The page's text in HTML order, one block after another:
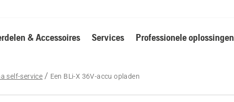
& Accessoires Services Professionele oplossingen
self-service Een BLi-X 36V-accu opladen